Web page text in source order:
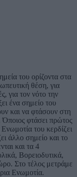
του ορίζοντα στα
θέση, για
για τον νότο την
ένα σημείο του
και να φτάσουν στη
Όποιος φτάσει πρώτος
του κερδίζει
άλλο σημείο και το
και τα 4
Βορειοδυτικά,
Στο τέλος μετράμε
Ενωμοτία.